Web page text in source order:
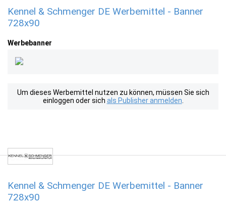
Kennel & Schmenger DE Werbemittel - Banner
728x90
Werbebanner
Um dieses Werbemittel nutzen zu können, müssen Sie sich
einloggen oder sich als Publisher anmelden
Kennel & Schmenger DE Werbemittel - Banner
728x90